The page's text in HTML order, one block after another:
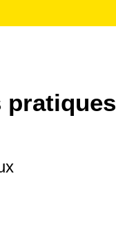
pratiques